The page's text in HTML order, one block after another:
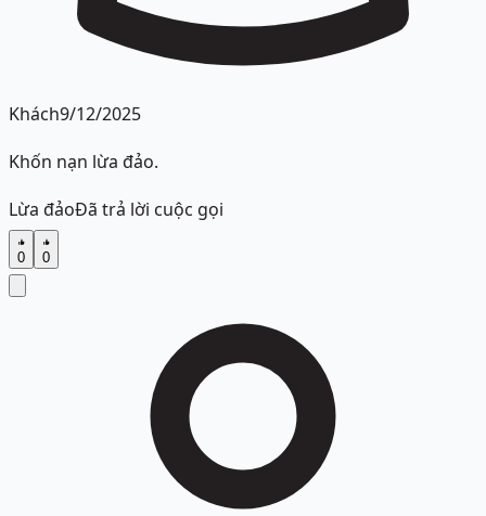
Khách9/12/2025
Khốn nạn lừa đảo.
Lừa đảoĐã trả lời cuộc gọi
0 0